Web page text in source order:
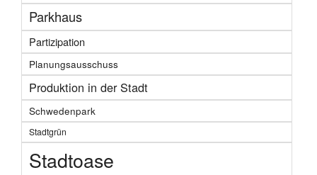
Parkhaus
Partizipation
Planungsausschuss
Produktion in der Stadt
Schwedenpark
Stadtgrün
Stadtoase